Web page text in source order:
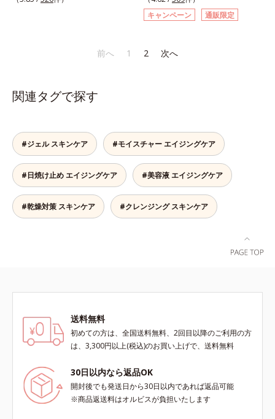
リルエチルジメチコン＝水分によっ
て密着性を向上させ色持ちを叶える
くあり続けるあなたを応援します。
れのこと*3 デクスパンテノール
目し、肌荒れを予防しながらうるお
いに満ちた美しい肌へと導きます。
ンテノール(*3)」を国内唯一(*4)、
調にゆらがない肌を叶えます。そし
て、独自研究に基づいたアプローチ
成分「MCアクティベーター
(*5)」。肌のうるおいを引き出し・
高めて、ハリ感あふれる肌へと導き
ます。うるおいに満ちたゆらがない
肌をご体感いただくために設計され
W*4 2022年5月 Mintel社データベ
べ*5 オトギリソウエキス配合＝肌
にうるおいを与え、うるおいに満ち
たハリツヤ肌へ導く保湿成分
ーズオルビスユーは肌本来のうるお
いやバリア機能にアプローチする初
「うるおいの質」に着目し、肌荒れ
を予防しながらうるおいに満ちた美
して肌荒れを防ぎ、肌不調にゆらが
ない肌を叶えます。そして、独自研
究に基づいたアプローチ成分「MC
アクティベーター(*5)」。肌のうる
おいを引き出し・高めて、ハリ感あ
ふれる肌へと導きます。うるおいに
満ちたゆらがない肌をご体感いただ
いつも力強く美しくあり続けるあな
たを応援します。*1 肌にうるおい
スパンテノールW*4 2022年5月
ウエキス配合＝肌にうるおいを与
え、うるおいに満ちたハリツヤ肌へ
商品ページをご覧ください。・
BEAUTY夏祭りは、こちら
キャンペーン
通販限定
前へ 1 2 次へ
関連タグで探す
#ジェル スキンケア #モイスチャー エイジングケア
#日焼け止め エイジングケア #美容液 エイジングケア
#乾燥対策 スキンケア #クレンジング スキンケア
送料無料
初めての方は、全国送料無料、2回目以降のご利用の方
は、3,300円以上(税込)のお買い上げで、送料無料
30日以内なら返品OK
開封後でも発送日から30日以内であれば返品可能
※商品返送料はオルビスが負担いたします